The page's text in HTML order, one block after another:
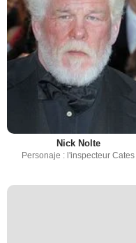
Nick Nolte
Personaje : l'inspecteur Cates